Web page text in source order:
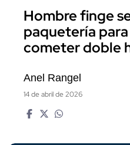
Hombre finge
paquetería
cometer doble
Anel Rangel
14 de abril de 2026